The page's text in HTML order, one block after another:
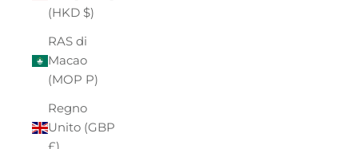
(HKD $)
RAS di
Macao
(MOP P)
Regno
Unito (GBP